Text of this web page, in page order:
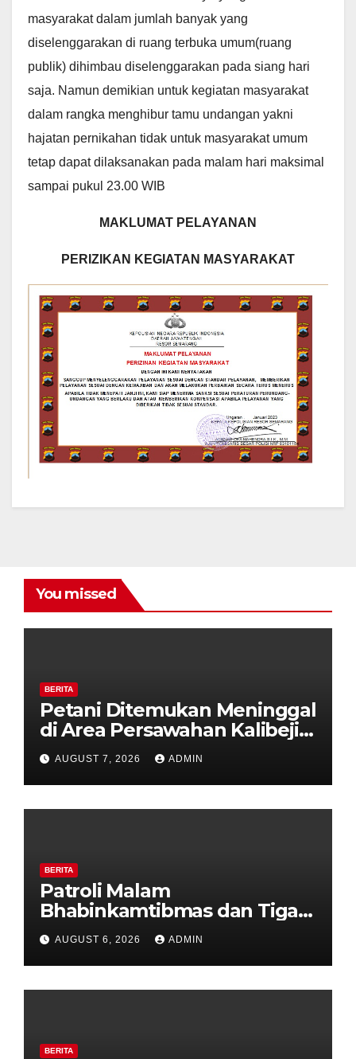
masyarakat dalam jumlah banyak yang
diselenggarakan di ruang terbuka umum(ruang
publik) dihimbau diselenggarakan pada siang hari
saja. Namun demikian untuk kegiatan masyarakat
dalam rangka menghibur tamu undangan yakni
hajatan pernikahan tidak untuk masyarakat umum
tetap dapat dilaksanakan pada malam hari maksimal
sampai pukul 23.00 WIB
MAKLUMAT PELAYANAN
PERIZIKAN KEGIATAN MASYARAKAT
You missed
BERITA
Petani Ditemukan Meninggal
di Area Persawahan Kalibeji,
Polisi Pastikan Tidak Ada
Tanda Kekerasan
AUGUST 7, 2026 ADMIN
BERITA
Patroli Malam
Bhabinkamtibmas dan Tiga
Pilar Kelurahan Ungaran
Perkuat Kamtibmas, Warga
Diajak Aktifkan Ronda
AUGUST 6, 2026 ADMIN
BERITA